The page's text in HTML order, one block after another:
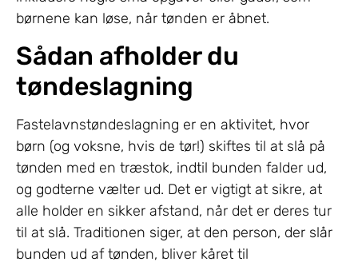
børnene kan løse, når tønden er åbnet.
Sådan afholder du
tøndeslagning
Fastelavnstøndeslagning er en aktivitet, hvor
børn (og voksne, hvis de tør!) skiftes til at slå på
tønden med en træstok, indtil bunden falder ud,
og godterne vælter ud. Det er vigtigt at sikre, at
alle holder en sikker afstand, når det er deres tur
til at slå. Traditionen siger, at den person, der slår
bunden ud af tønden, bliver kåret til